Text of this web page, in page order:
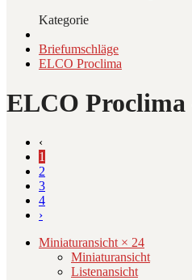
Kategorie
Briefumschläge
ELCO Proclima
ELCO Proclima
‹
1
2
3
4
›
Miniaturansicht × 24
Miniaturansicht
Listenansicht